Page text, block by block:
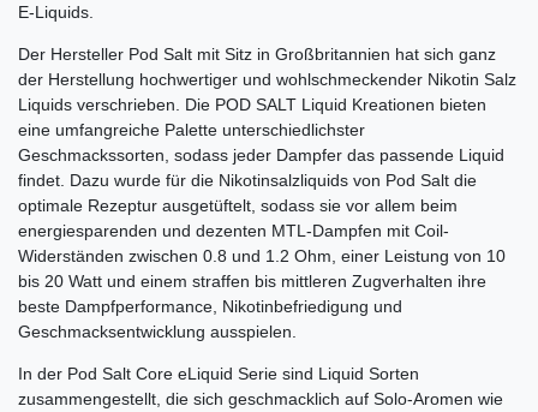
E-Liquids.
Der Hersteller Pod Salt mit Sitz in Großbritannien hat sich ganz
der Herstellung hochwertiger und wohlschmeckender Nikotin Salz
Liquids verschrieben. Die POD SALT Liquid Kreationen bieten
eine umfangreiche Palette unterschiedlichster
Geschmackssorten, sodass jeder Dampfer das passende Liquid
findet. Dazu wurde für die Nikotinsalzliquids von Pod Salt die
optimale Rezeptur ausgetüftelt, sodass sie vor allem beim
energiesparenden und dezenten MTL-Dampfen mit Coil-
Widerständen zwischen 0.8 und 1.2 Ohm, einer Leistung von 10
bis 20 Watt und einem straffen bis mittleren Zugverhalten ihre
beste Dampfperformance, Nikotinbefriedigung und
Geschmacksentwicklung ausspielen.
In der Pod Salt Core eLiquid Serie sind Liquid Sorten
zusammengestellt, die sich geschmacklich auf Solo-Aromen wie